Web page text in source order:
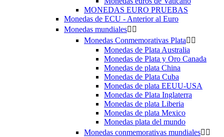
MONEDAS EURO PRUEBAS
Monedas de ECU - Anterior al Euro
Monedas mundiales 
Monedas Conmemorativas Plata 
Monedas de Plata Australia
Monedas de Plata y Oro Canada
Monedas de plata China
Monedas de Plata Cuba
Monedas de plata EEUU-USA
Monedas de Plata Inglaterra
Monedas de plata Liberia
Monedas de plata Mexico
Monedas plata del mundo
Monedas conmemorativas mundiales 